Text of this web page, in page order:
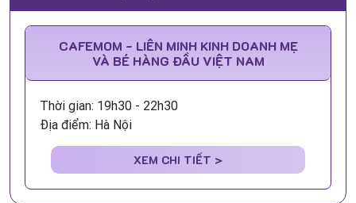
CAFEMOM - LIÊN MINH KINH DOANH MẸ
VÀ BÉ HÀNG ĐẦU VIỆT NAM
Thời gian: 19h30 - 22h30
Địa điểm: Hà Nội
XEM CHI TIẾT >